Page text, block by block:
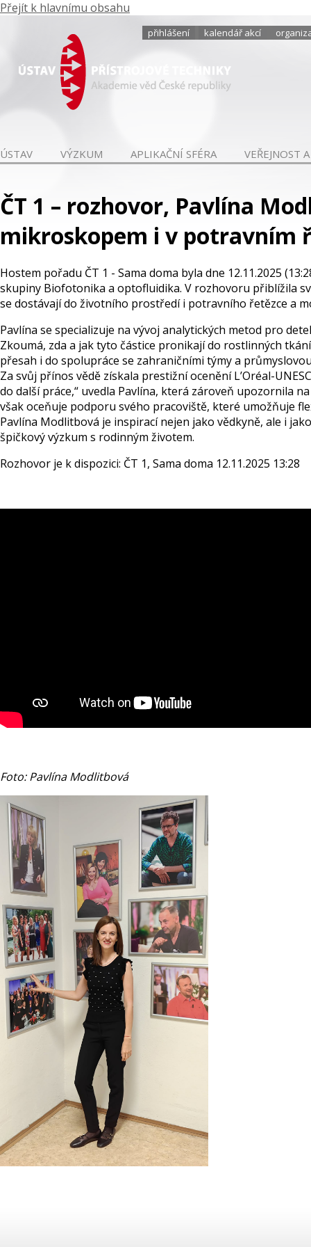
Přejít k hlavnímu obsahu
přihlášení kalendář akcí
ÚSTAV VÝZKUM APLIKAČNÍ SFÉRA VEŘEJNOST
ČT 1 – rozhovor, Pavlína
mikroskopem i v potravním
Hostem pořadu ČT 1 - Sama doma byla dne 12.11.2025
skupiny Biofotonika a optofluidika. V rozhovoru přiblížila
se dostávají do životního prostředí i potravního řetězce a
Pavlína se specializuje na vývoj analytických metod pro
Zkoumá, zda a jak tyto částice pronikají do rostlinných
přesah i do spolupráce se zahraničními týmy a
Za svůj přínos vědě získala prestižní ocenění L’Oréal-
do další práce,“ uvedla Pavlína, která zároveň upozornila
však oceňuje podporu svého pracoviště, které umožňuje
Pavlína Modlitbová je inspirací nejen jako vědkyně, ale i
špičkový výzkum s rodinným životem.
Rozhovor je k dispozici: ČT 1, Sama doma 12.11.2025 13:28
Foto: Pavlína Modlitbová